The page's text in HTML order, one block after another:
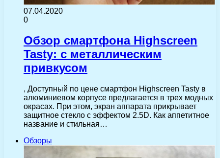
07.04.2020
0
Обзор смартфона Highscreen
Tasty: с металлическим
привкусом
, Доступный по цене смартфон Highscreen Tasty в
алюминиевом корпусе предлагается в трех модных
окрасах. При этом, экран аппарата прикрывает
защитное стекло с эффектом 2.5D. Как аппетитное
название и стильная…
Обзоры